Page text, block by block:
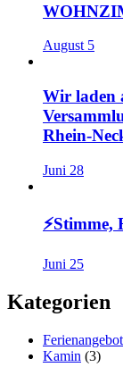
August 5
Wir laden
Rhein-
Juni 28
Juni 25
Kategorien
Kamin (3)